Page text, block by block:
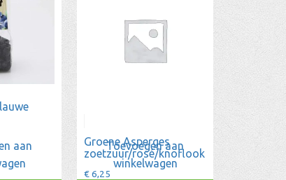
aan
Groene Asperges
zoetzuur/rosé/knoflook
€6,25
Toevoegen aan
winkelwagen